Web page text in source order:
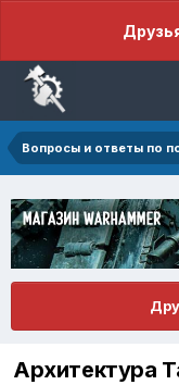
Вопросы и ответы по
Архитектура